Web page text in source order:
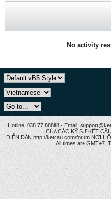
No activity
Hotline: 038.77 88888 - Email:
CỦA CÁC KỸ SƯ KẾT
DIỄN ĐÀN http://ketcau.com/forum NƠI
All times are GMT+7.